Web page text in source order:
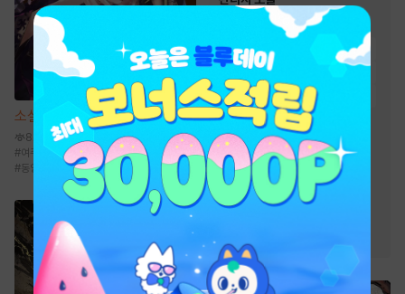
소설 기비역습 [단행본]
8.4천
#여주중심 #궁정물 #갑을관계 #
능력녀
#동양풍
인기 키워드
#회귀물
시스템
생존물
#비장함 #전문직
#통쾌함
먼치킨
#
게임시스템 #스포츠물
# 경영/기업 # 전쟁물
# 복수물
성장물
#